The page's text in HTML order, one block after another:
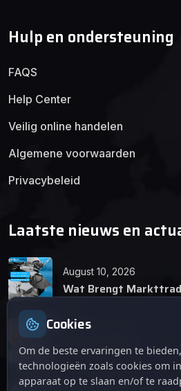
Hulp en ondersteuning
FAQS
Help Center
Veilig online handelen
Algemene voorwaarden
Privacybeleid
Laatste nieuws en
August 10, 2026
Wat Brengt
Tips en Tricks
April 12, 2026
Cookies
Om de beste ervaringen te
technologieën zoals cookies om
apparaat op te slaan en/of te